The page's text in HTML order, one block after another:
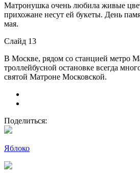
Матронушка очень любила живые
прихожане несут ей букеты. День
мая.
Слайд 13
В Москве, рядом со станцией метро
троллейбусной остановке всегда
святой Матроне Московской.
Поделиться:
Яблоко